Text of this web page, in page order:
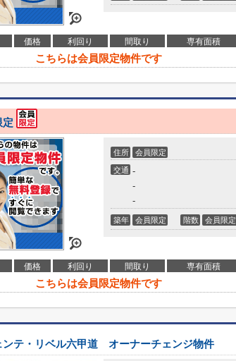
価格 利回り 間取り 専有面積
こちらは会員限定物件です
定
住所 会員限定
交通 -
-
-
築年 会員限定 階数 会員限定
価格 利回り 間取り 専有面積
こちらは会員限定物件です
ンテ・リベル六甲道 オーナーチェンジ物件